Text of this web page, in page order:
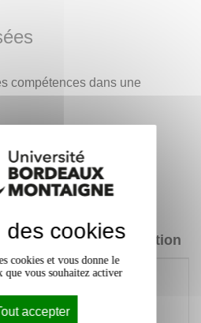
compétences dans une
Niveau
d'acquisition
l'analyse
et
des cookies
cookies et vous donne le
que vous souhaitez activer
accepter